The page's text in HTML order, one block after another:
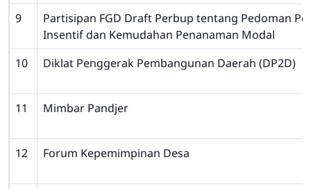
9
Partisipan FGD Draft Perbup tentang Pedoman
Insentif dan Kemudahan Penanaman Modal
10
Diklat Penggerak Pembangunan Daerah (DP2D)
11 Mimbar Pandjer
12 Forum Kepemimpinan Desa